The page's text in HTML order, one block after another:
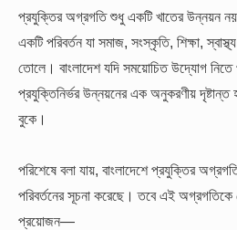
প্রযুক্তির অগ্রগতি শুধু একটি খাতের উন্নয়ন
একটি পরিবর্তন যা সমাজ, সংস্কৃতি, শিক্ষা,
তোলে। বাংলাদেশ যদি সময়োচিত উদ্যোগ
প্রযুক্তিনির্ভর উন্নয়নের এক অনুকরণীয় দৃষ্টান্ত
বুকে।
পরিশেষে বলা যায়, বাংলাদেশে প্রযুক্তির
পরিবর্তনের সূচনা করেছে। তবে এই
প্রয়োজন—